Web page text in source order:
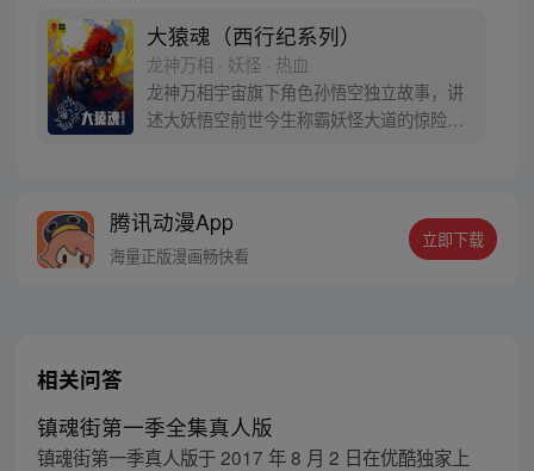
大猿魂（西行纪系列）
龙神万相 · 妖怪 · 热血
龙神万相宇宙旗下角色孙悟空独立故事，讲
述大妖悟空前世今生称霸妖怪大道的惊险历
人…六十年后，他再次破石而出，背负着守
护族人的希望和信念打败了妖怪大道的霸
腾讯动漫App
海量正版漫画畅快看
立即下载
相关问答
镇魂街第一季全集真人版
镇魂街第一季真人版于 2017 年 8 月 2 日在优酷独家上